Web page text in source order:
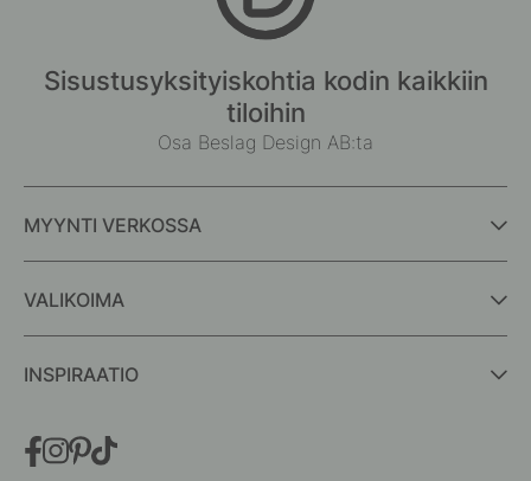
Sisustusyksityiskohtia kodin kaikkiin
tiloihin
Osa Beslag Design AB:ta
MYYNTI VERKOSSA
VALIKOIMA
INSPIRAATIO